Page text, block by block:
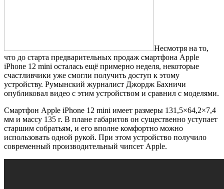
Несмотря на то,
что до старта предварительных продаж смартфона Apple
iPhone 12 mini осталась ещё примерно неделя, некоторые
счастливчики уже смогли получить доступ к этому
устройству. Румынский журналист Джордж Бахничи
опубликовал видео с этим устройством и сравнил с моделями.
Смартфон Apple iPhone 12 mini имеет размеры 131,5×64,2×7,4
мм и массу 135 г. В плане габаритов он существенно уступает
старшим собратьям, и его вполне комфортно можно
использовать одной рукой. При этом устройство получило
современный производительный чипсет Apple.